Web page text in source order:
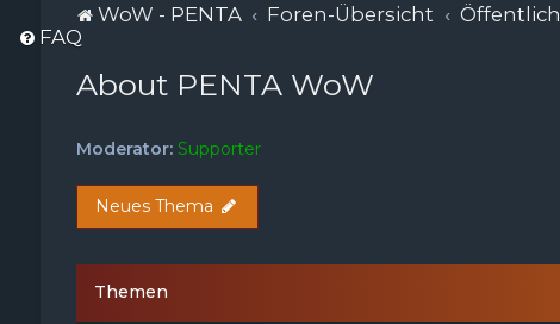
FAQ
WoW - PENTA Foren-Übersicht Öffentlich
About PENTA WoW
Moderator: Supporter
Neues Thema
Themen